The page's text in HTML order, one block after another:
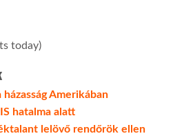
today)
házasság Amerikában
hatalma alatt
lelövő rendőrök ellen